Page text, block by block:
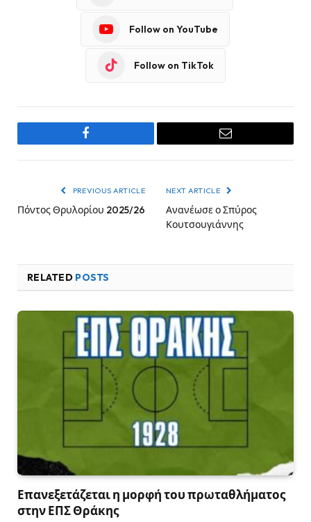
Follow on YouTube
Follow on TikTok
Facebook Email
PREVIOUS ARTICLE
Πόντος Θρυλορίου 2025/26
NEXT ARTICLE
Ανανέωσε ο Σπύρος
Κουτσουγιάννης
RELATED POSTS
Επανεξετάζεται η μορφή του πρωταθλήματος
στην ΕΠΣ Θράκης